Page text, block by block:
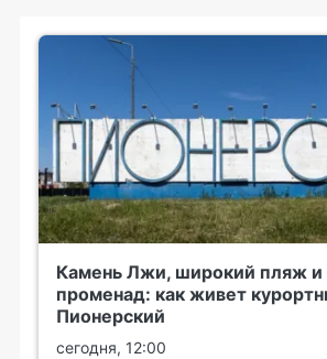
Камень Лжи, широкий пляж и
променад: как живет
Пионерский
сегодня, 12:00